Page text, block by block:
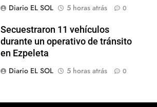
Diario EL SOL
5 horas atrás 0
Secuestraron 11 vehículos
durante un operativo de tránsito
en Ezpeleta
Diario EL SOL
5 horas atrás 0